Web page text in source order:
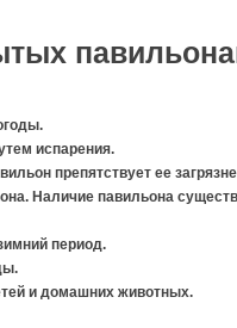
испарения.
препятствует ее
Наличие павильона
период.
и домашних животных.